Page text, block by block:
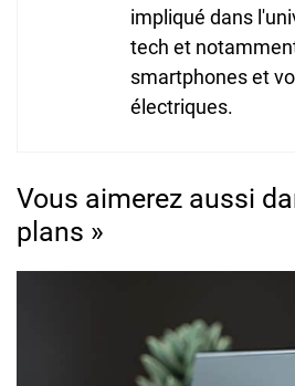
impliqué dans
tech et
smartphones et
électriques.
Vous aimerez aussi
plans »